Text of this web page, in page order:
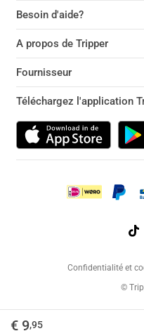
€ 9,95
Besoin d'aide?
A propos de Tripper
Fournisseur
Téléchargez l'application
Confidentialité et
©